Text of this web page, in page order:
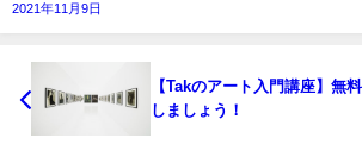
2021年11月9日
【Takのアート入門講座】無
しましょう！